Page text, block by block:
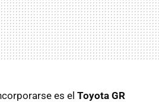
es el Toyota GR